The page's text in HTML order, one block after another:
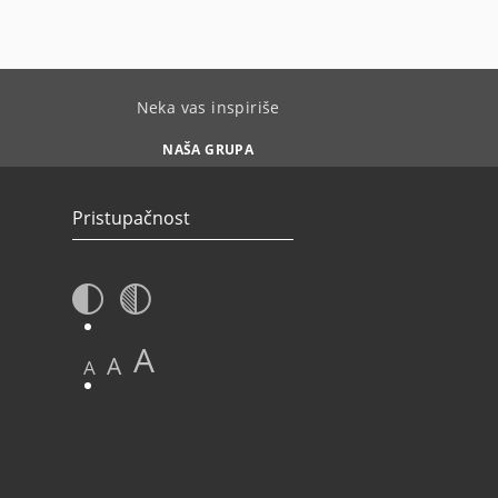
Neka vas inspiriše
NAŠA GRUPA
Pristupačnost
A A A